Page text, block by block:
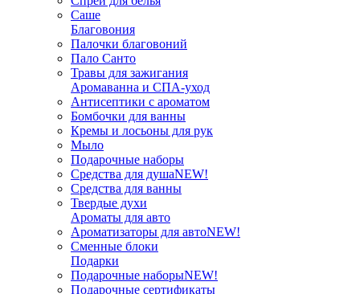
Саше
Благовония
Палочки благовоний
Пало Санто
Травы для зажигания
Аромаванна и СПА-уход
Антисептики с ароматом
Бомбочки для ванны
Кремы и лосьоны для рук
Мыло
Подарочные наборы
Средства для душаNEW!
Средства для ванны
Твердые духи
Ароматы для авто
Ароматизаторы для автоNEW!
Сменные блоки
Подарки
Подарочные наборыNEW!
Подарочные сертификаты